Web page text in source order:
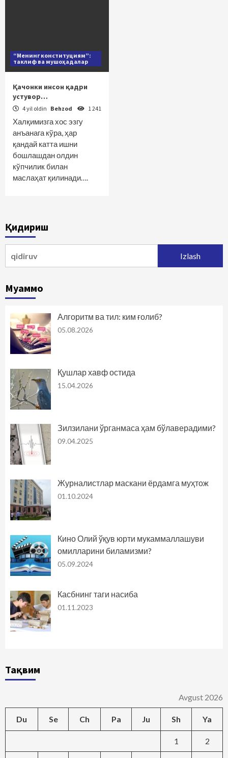
“Менинг конституциям”:
таклиф ва мушоҳадалар
Қачонки инсон қадри
устувор…
4 yil oldin Behzod 1 241
Халқимизга хос эзгу
анъанага кўра, ҳар
қандай катта ишни
бошлашдан олдин
кўпчилик билан
маслаҳат қилинади….
Қидириш
Муаммо
Алгоритм ва тил: ким ғолиб?
05.08.2026
Қушлар хавф остида
15.04.2026
Зилзилани ўрганмаса ҳам бўлаверадими?
09.04.2025
Журналистлар маскани ёрдамга муҳтож
01.10.2024
Кино Олий ўқув юрти мукаммаллашуви
омилларини биламизми?
05.09.2024
Касбнинг таги насиба
01.11.2023
Тақвим
Avgust 2026
Du Se Ch Pa Ju Sh Ya
1 2